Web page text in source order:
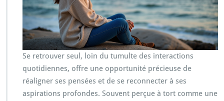
Se retrouver seul, loin du tumulte des interactions
quotidiennes, offre une opportunité précieuse de
réaligner ses pensées et de se reconnecter à ses
aspirations profondes. Souvent perçue à tort comme une